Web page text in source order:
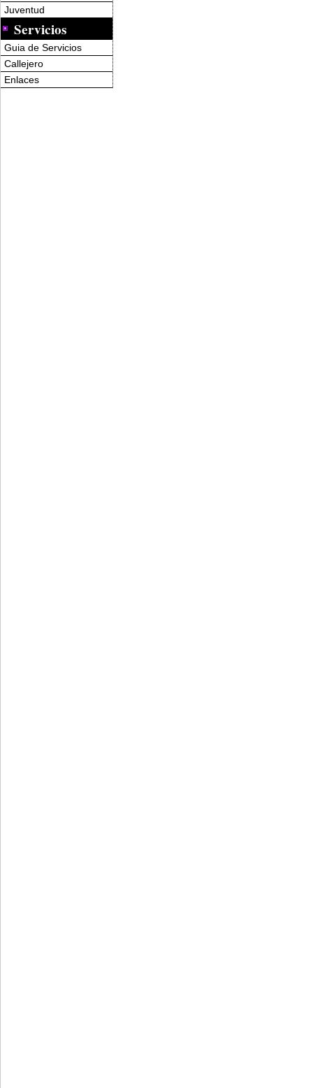
Juventud
Servicios
Guia de Servicios
Callejero
Enlaces